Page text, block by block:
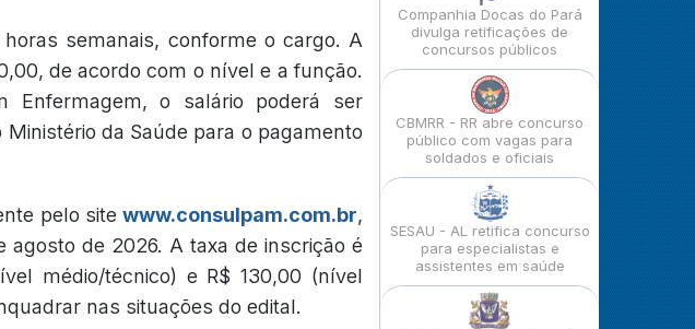
semanais, conforme o cargo. A
de acordo com o nível e a função.
Enfermagem, o salário poderá ser
da Saúde para o pagamento
pelo site www.consulpam.com.br,
de 2026. A taxa de inscrição é
médio/técnico) e R$ 130,00 (nível
nas situações do edital.
Companhia Docas do Pará
divulga retificações de
concursos públicos
CBMRR - RR abre concurso
público com vagas para
soldados e oficiais
SESAU - AL retifica concurso
para especialistas e
assistentes em saúde